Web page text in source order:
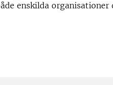
enskilda organisationer